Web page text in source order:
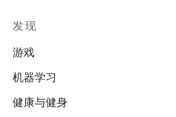
发现
游戏
机器学习
健康与健身